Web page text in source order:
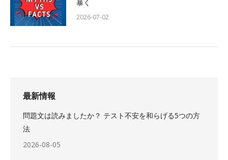
暴く
2026-07-02
最新情報
問題文は読みましたか？ テスト不安を和らげる5つの方
法
2026-08-05